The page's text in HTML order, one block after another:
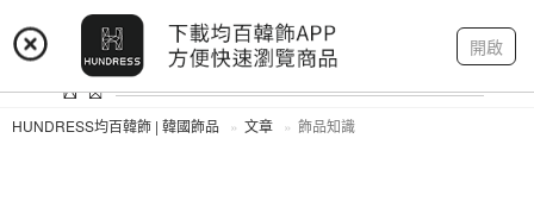
開啟
登入 註冊 我的帳戶
HUNDRESS均百韓飾 | 韓國飾品 文章 飾品知識